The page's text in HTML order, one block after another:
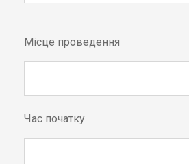
Місце проведення
Час початку